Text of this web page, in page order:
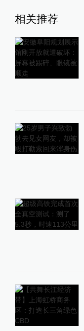
相关推荐